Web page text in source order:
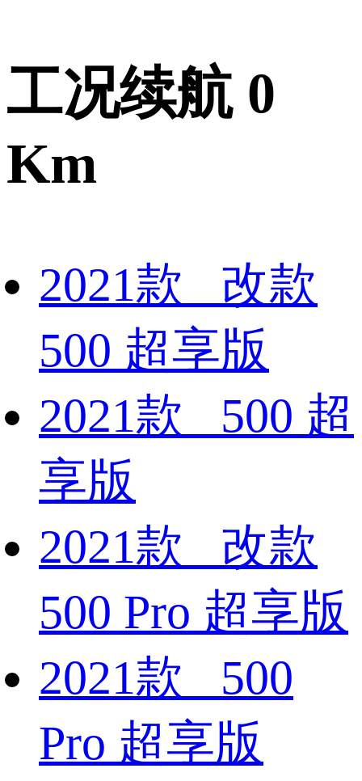
工况续航 0
Km
2021款 改款
500 超享版
2021款 500 超
享版
2021款 改款
500 Pro 超享版
2021款 500
Pro 超享版